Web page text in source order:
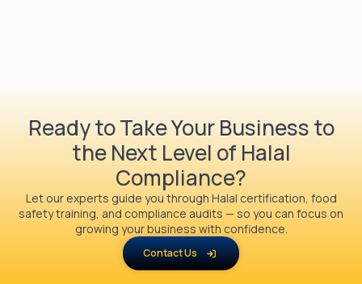
Ready to Take Your Business to
the Next Level of Halal
Compliance?
Let our experts guide you through Halal certification, food
safety training, and compliance audits — so you can focus on
growing your business with confidence.
Contact Us